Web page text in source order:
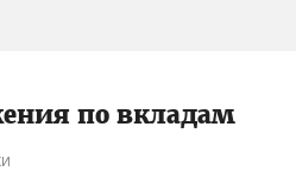
по вкладам